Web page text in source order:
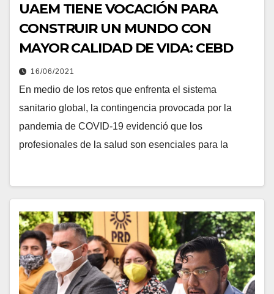
UAEM TIENE VOCACIÓN PARA
CONSTRUIR UN MUNDO CON
MAYOR CALIDAD DE VIDA: CEBD
16/06/2021
En medio de los retos que enfrenta el sistema
sanitario global, la contingencia provocada por la
pandemia de COVID-19 evidenció que los
profesionales de la salud son esenciales para la